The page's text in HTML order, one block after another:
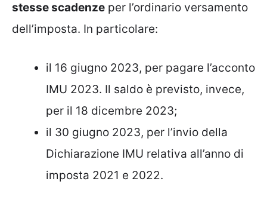
stesse scadenze per l’ordinario versamento
dell’imposta. In particolare:
il 16 giugno 2023, per pagare l’acconto
IMU 2023. Il saldo è previsto, invece,
per il 18 dicembre 2023;
il 30 giugno 2023, per l’invio della
Dichiarazione IMU relativa all’anno di
imposta 2021 e 2022.